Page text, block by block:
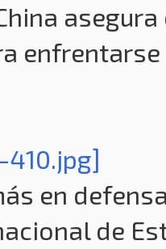
enfrentarse
en
de